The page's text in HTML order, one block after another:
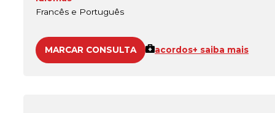
Francês e Português
MARCAR CONSULTA acordos+ saiba mais